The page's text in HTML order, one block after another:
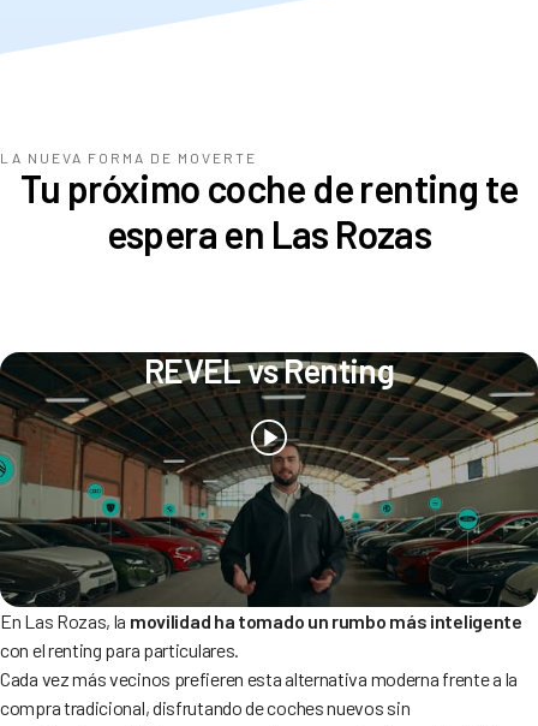
LA NUEVA FORMA DE MOVERTE
Tu próximo coche de renting te
espera en Las Rozas
REVEL vs Renting
En Las Rozas, la movilidad ha tomado un rumbo más inteligente
con el renting para particulares.
Cada vez más vecinos prefieren esta alternativa moderna frente a la
compra tradicional, disfrutando de coches nuevos sin